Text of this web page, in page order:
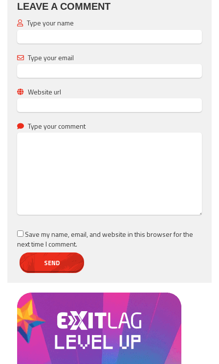
LEAVE A COMMENT
Type your name
Type your email
Website url
Type your comment
Save my name, email, and website in this browser for the
next time I comment.